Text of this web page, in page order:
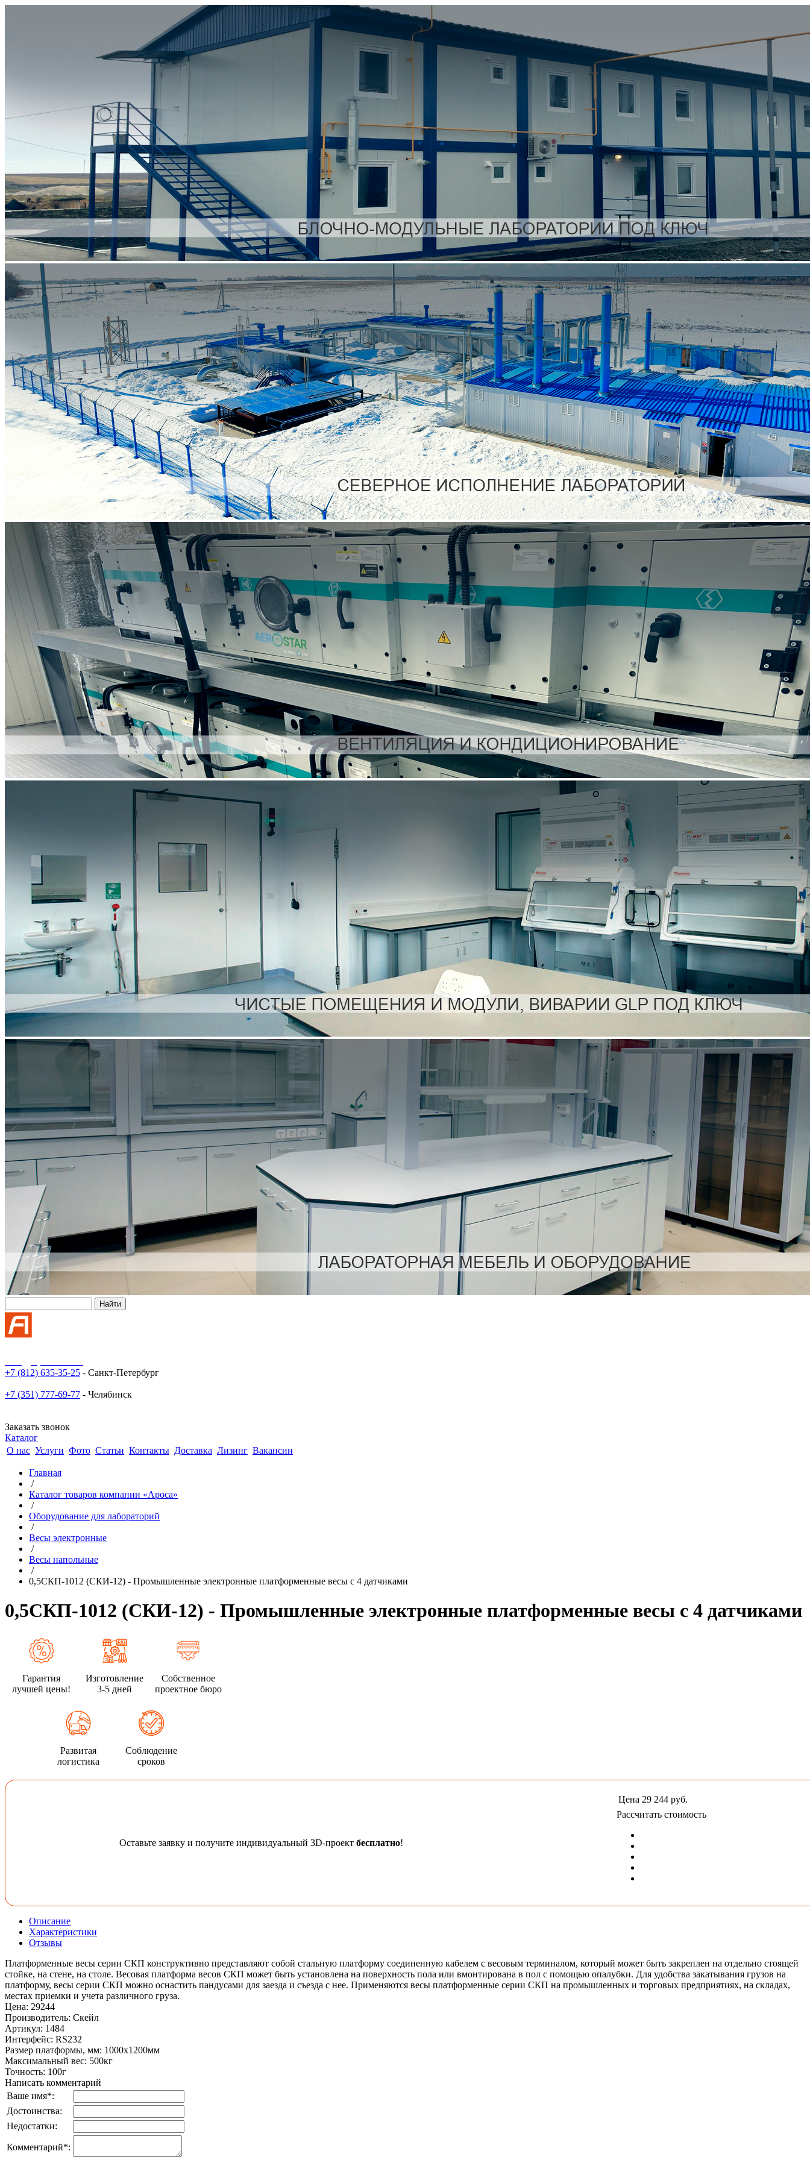
+7 (812) 635-35-25 - Санкт-Петербург
+7 (351) 777-69-77 - Челябинск
Заказать звонок
Каталог
О нас Услуги Фото Статьи Контакты Доставка Лизинг Вакансии
Главная
/
Каталог товаров компании «Ароса»
/
Оборудование для лабораторий
/
Весы электронные
/
Весы напольные
/
0,5СКП-1012 (СКИ-12) - Промышленные электронные платформенные весы с 4 датчиками
0,5СКП-1012 (СКИ-12) - Промышленные электронные платформенные весы с 4 датчиками
Гарантия
лучшей цены!
Изготовление
3-5 дней
Собственное
проектное бюро
Развитая
логистика
Соблюдение
сроков
Оставьте заявку и получите индивидуальный 3D-проект бесплатно!
Цена 29 244 руб.
Рассчитать стоимость
Описание
Характеристики
Отзывы
Платформенные весы серии СКП конструктивно представляют собой стальную платформу соединенную кабелем с весовым терминалом, который может быть закреплен на отдельно стоящей
стойке, на стене, на столе. Весовая платформа весов СКП может быть установлена на поверхность пола или вмонтирована в пол с помощью опалубки. Для удобства закатывания грузов на
платформу, весы серии СКП можно оснастить пандусами для заезда и съезда с нее. Применяются весы платформенные серии СКП на промышленных и торговых предприятиях, на складах,
местах приемки и учета различного груза.
Цена: 29244
Производитель: Скейл
Артикул: 1484
Интерфейс: RS232
Размер платформы, мм: 1000х1200мм
Максимальный вес: 500кг
Точность: 100г
Написать комментарий
Ваше имя*:
Достоинства:
Недостатки:
Комментарий*: